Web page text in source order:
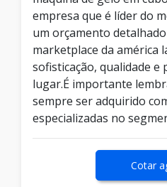
empresa que é líder do
um orçamento
marketplace da américa
sofisticação, qualidade e
lugar.É importante
sempre ser adquirido
especializadas no
Cotar